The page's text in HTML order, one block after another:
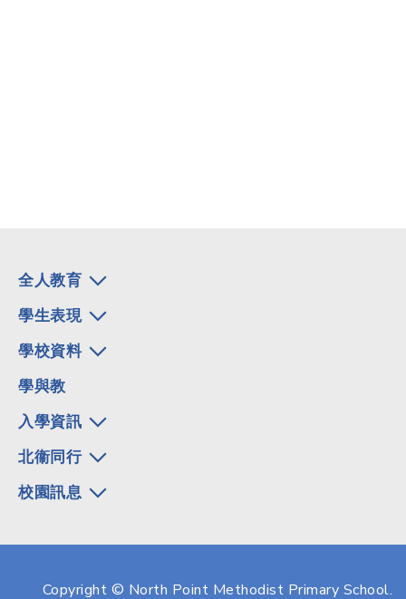
全人教育
學生表現
學校資料
學與教
入學資訊
北衞同行
校園訊息
Copyright © North Point Methodist Primary School.